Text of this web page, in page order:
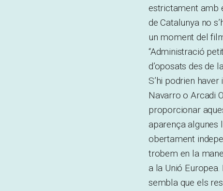
estrictament amb
de Catalunya no
un moment del
“Administració
d’oposats des de
S’hi podrien
Navarro o Arcadi
proporcionar
aparença algunes
obertament
trobem en la
a la Unió
sembla que els